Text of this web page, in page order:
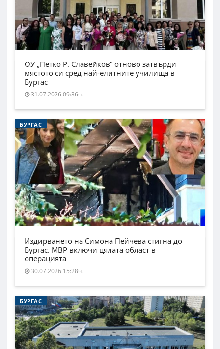
ОУ „Петко Р. Славейков“ отново затвърди
мястото си сред най-елитните училища в
Бургас
31.07.2026 09:36ч.
БУРГАС
Издирването на Симона Пейчева стигна до
Бургас. МВР включи цялата област в
операцията
30.07.2026 15:28ч.
БУРГАС